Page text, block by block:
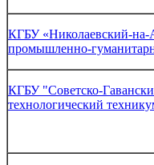
КГБУ «Николаевский-на-
промышленно-
КГБУ "Советско-
технологический